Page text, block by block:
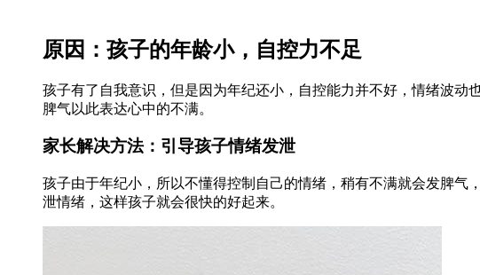
原因：孩子的年龄小，自控力不足
孩子有了自我意识，但是因为年纪还小，自控能力并不好，情绪波
脾气以此表达心中的不满。
家长解决方法：引导孩子情绪发泄
孩子由于年纪小，所以不懂得控制自己的情绪，稍有不满就会发脾
泄情绪，这样孩子就会很快的好起来。